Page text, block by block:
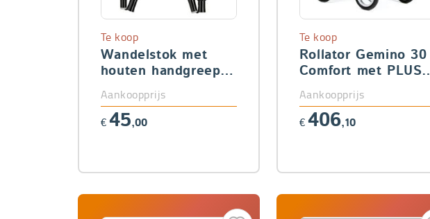
Wandelstok met
houten handgreep,
87,5 cm
Te koop
Aankoopprijs
€ 45,00
Rollator Gemino 30
Comfort met PLUS-
Te koop
Aankoopprijs
€ 406,10